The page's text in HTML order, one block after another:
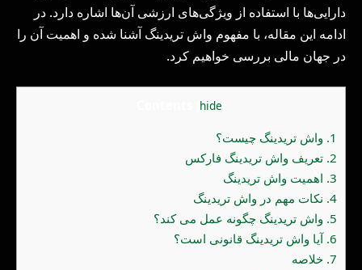
دارایی‌ها با استفاده از ویژگی‌های ارزشی آن‌ها اشاره دارد. در
ادامه این مقاله، با مفهوم واش تریدینگ آشنا شده و اهمیت آن را
در جهان مالی بررسی خواهیم کرد.
hide
1. واش تریدینگ چیست؟
2. تعریف واش تریدینگ فارکس
3. اهمیت واش تریدینگ
4. نکات مهم در واش تریدینگ
5. واش تریدینگ چگونه عمل می کند؟
6. آیا واش تریدینگ قانونی است؟
7. خلاصه